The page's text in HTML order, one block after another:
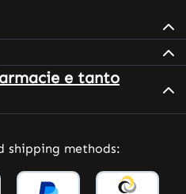
e tanto
shipping methods: